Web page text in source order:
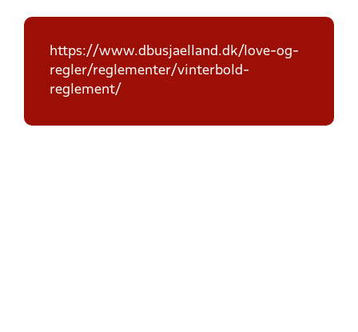
https://www.dbusjaelland.dk/love-og-
regler/reglementer/vinterbold-
reglement/